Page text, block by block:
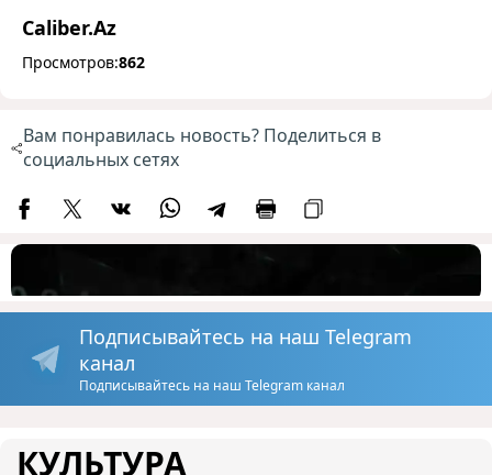
Caliber.Az
Просмотров:862
Вам понравилась новость? Поделиться в
социальных сетях
Подписывайтесь на наш Telegram
канал
Подписывайтесь на наш Telegram канал
КУЛЬТУРА